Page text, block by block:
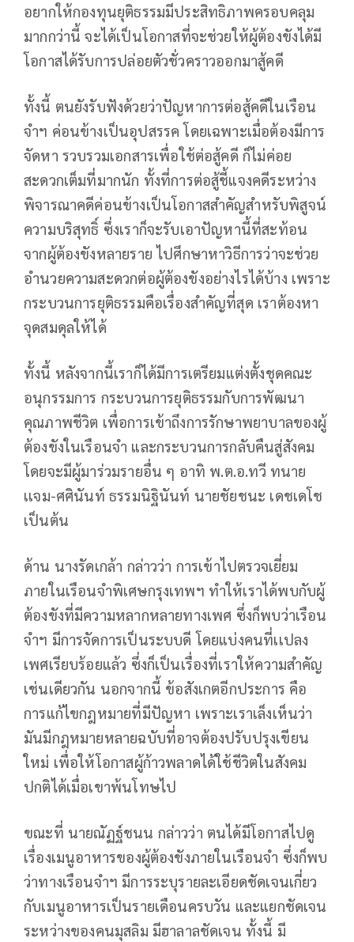
อยากให้กองทุนยุติธรรมมีประสิทธิภาพครอบคลุม
มากกว่านี้ จะได้เป็นโอกาสที่จะช่วยให้ผู้ต้องขังได้มี
โอกาสได้รับการปล่อยตัวชั่วคราวออกมาสู้คดี
ทั้งนี้ ตนยังรับฟังด้วยว่าปัญหาการต่อสู้คดีในเรือน
จำฯ ค่อนข้างเป็นอุปสรรค โดยเฉพาะเมื่อต้องมีการ
จัดหา รวบรวมเอกสารเพื่อใช้ต่อสู้คดี ก็ไม่ค่อย
สะดวกเต็มที่มากนัก ทั้งที่การต่อสู้ชี้แจงคดีระหว่าง
พิจารณาคดีค่อนข้างเป็นโอกาสสำคัญสำหรับพิสูจน์
ความบริสุทธิ์ ซึ่งเราก็จะรับเอาปัญหานี้ที่สะท้อน
จากผู้ต้องขังหลายราย ไปศึกษาหาวิธีการว่าจะช่วย
อำนวยความสะดวกต่อผู้ต้องขังอย่างไรได้บ้าง เพราะ
กระบวนการยุติธรรมคือเรื่องสำคัญที่สุด เราต้องหา
จุดสมดุลให้ได้
ทั้งนี้ หลังจากนี้เราก็ได้มีการเตรียมแต่งตั้งชุดคณะ
อนุกรรมการ กระบวนการยุติธรรมกับการพัฒนา
คุณภาพชีวิต เพื่อการเข้าถึงการรักษาพยาบาลของผู้
ต้องขังในเรือนจำ และกระบวนการกลับคืนสู่สังคม
โดยจะมีผู้มาร่วมรายอื่น ๆ อาทิ พ.ต.อ.ทวี ทนาย
เเจม-ศศินันท์ ธรรมนิฐินันท์ นายชัยชนะ เดชเดโช
เป็นต้น
ด้าน นางรัดเกล้า กล่าวว่า การเข้าไปตรวจเยี่ยม
ภายในเรือนจำพิเศษกรุงเทพฯ ทำให้เราได้พบกับผู้
ต้องขังที่มีความหลากหลายทางเพศ ซึ่งก็พบว่าเรือน
จำฯ มีการจัดการเป็นระบบดี โดยแบ่งคนที่เเปลง
เพศเรียบร้อยแล้ว ซึ่งก็เป็นเรื่องที่เราให้ความสำคัญ
เช่นเดียวกัน นอกจากนี้ ข้อสังเกตอีกประการ คือ
การแก้ไขกฎหมายที่มีปัญหา เพราะเราเล็งเห็นว่า
มันมีกฎหมายหลายฉบับที่อาจต้องปรับปรุงเขียน
ใหม่ เพื่อให้โอกาสผู้ก้าวพลาดได้ใช้ชีวิตในสังคม
ปกติได้เมื่อเขาพ้นโทษไป
ขณะที่ นายณัฏฐ์ชนน กล่าวว่า ตนได้มีโอกาสไปดู
เรื่องเมนูอาหารของผู้ต้องขังภายในเรือนจำ ซึ่งก็พบ
ว่าทางเรือนจำฯ มีการระบุรายละเอียดชัดเจนเกี่ยว
กับเมนูอาหารเป็นรายเดือนครบวัน และแยกชัดเจน
ระหว่างของคนมุสลิม มีฮาลาลชัดเจน ทั้งนี้ มี